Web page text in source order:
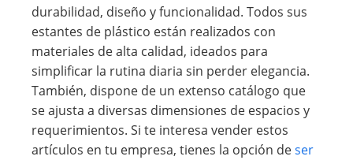
durabilidad, diseño y funcionalidad. Todos sus
estantes de plástico están realizados con
materiales de alta calidad, ideados para
simplificar la rutina diaria sin perder elegancia.
También, dispone de un extenso catálogo que
se ajusta a diversas dimensiones de espacios y
requerimientos. Si te interesa vender estos
artículos en tu empresa, tienes la opción deser